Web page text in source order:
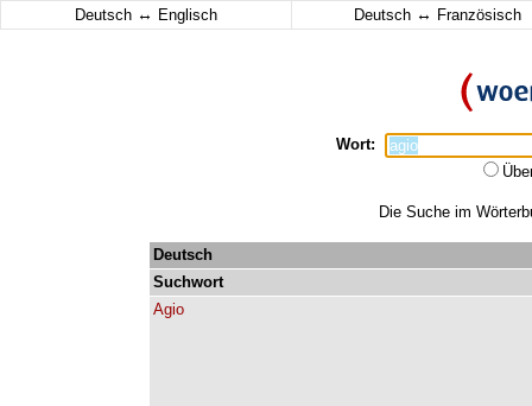
Deutsch ↔ Englisch Deutsch ↔ Französisch
Wort:
Die Suche im
Deutsch
Suchwort
Agio